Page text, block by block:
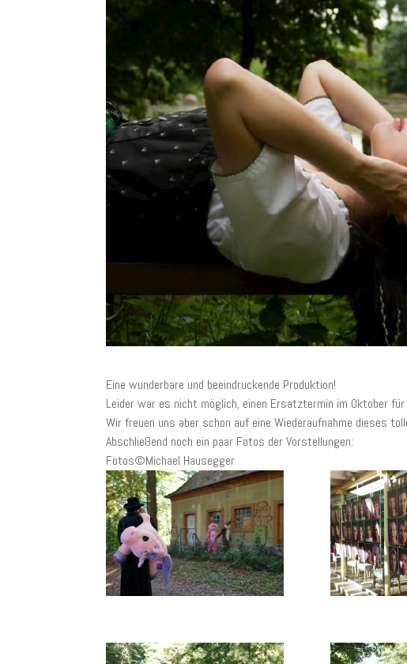
Eine wunderbare und beeindruckende Produktion!
Leider war es nicht möglich, einen Ersatztermin im Oktober
Wir freuen uns aber schon auf eine Wiederaufnahme dieses
Abschließend noch ein paar Fotos der Vorstellungen:
Fotos©Michael Hausegger